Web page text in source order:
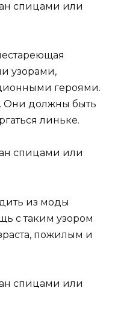
узорами,
героями.
Они должны быть
линьке.
из моды
с таким узором
пожилым и